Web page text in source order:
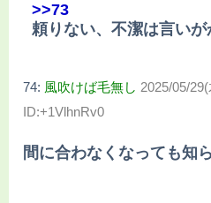
>>73
頼りない、不潔は言いが
74: 風吹けば毛無し 2025/05/
ID:+1VlhnRv0
間に合わなくなっても知